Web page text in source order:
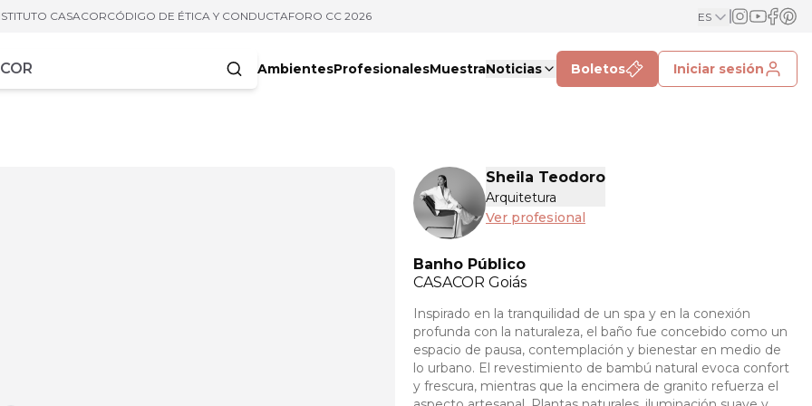
CASACORCÓDIGO DE ÉTICA Y CONDUCTAFORO CC 2026 ES
AmbientesProfesionalesMuestraNoticias Boletos Iniciar sesión
Sheila Teodoro
Arquitetura
Ver profesional
Banho Público
CASACOR Goiás
Inspirado en la tranquilidad de un spa y en la conexión
profunda con la naturaleza, el baño fue concebido como un
espacio de pausa, contemplación y bienestar en medio de
lo urbano. El revestimiento de bambú natural evoca confort
y frescura, mientras que la encimera de granito refuerza el